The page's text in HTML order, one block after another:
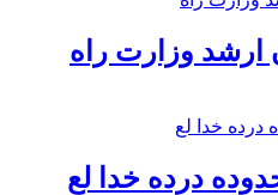
ارشد وزارت راه
درده خدا لع